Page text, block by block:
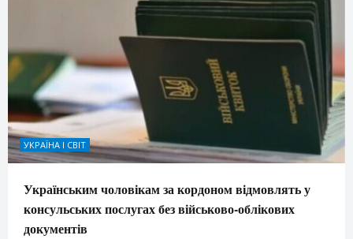
УКРАЇНА І СВІТ
Українським чоловікам за кордоном відмовлять у
консульських послугах без військово-облікових
документів